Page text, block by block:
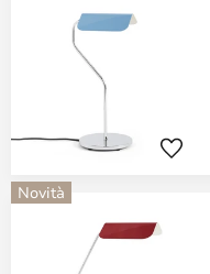
Novità